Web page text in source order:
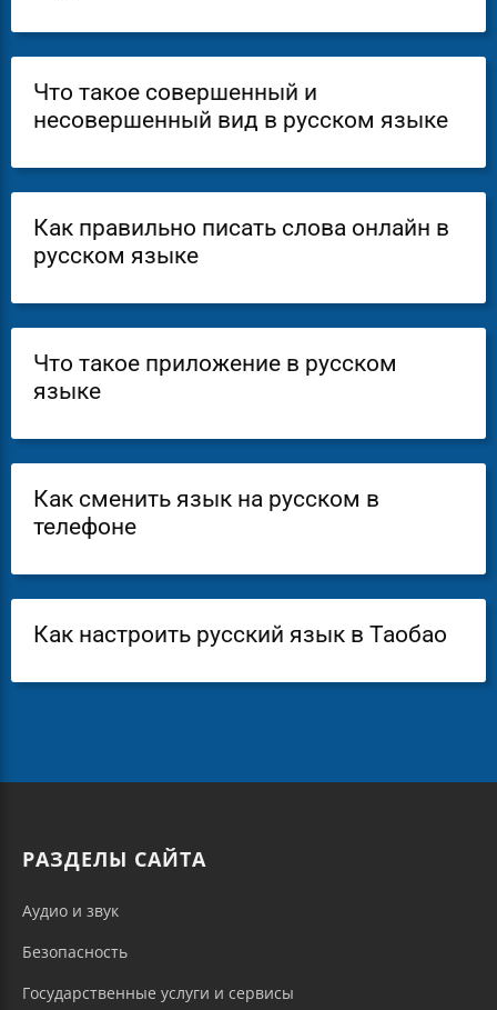
Что такое совершенный и
несовершенный вид в русском языке
Как правильно писать слова онлайн в
русском языке
Что такое приложение в русском
языке
Как сменить язык на русском в
телефоне
Как настроить русский язык в Таобао
РАЗДЕЛЫ САЙТА
Аудио и звук
Безопасность
Государственные услуги и сервисы